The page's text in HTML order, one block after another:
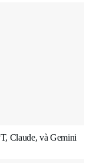
Claude, và Gemini